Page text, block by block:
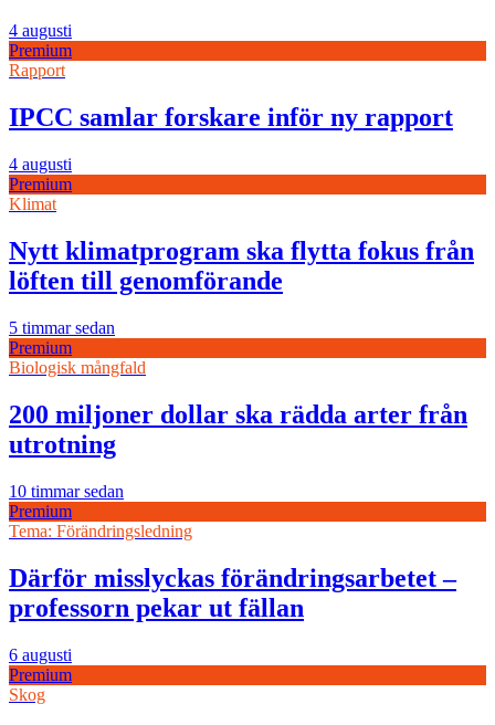
4 augusti
Premium
Rapport
IPCC samlar forskare inför ny rapport
4 augusti
Premium
Klimat
Nytt klimatprogram ska flytta fokus från
löften till genomförande
5 timmar sedan
Premium
Biologisk mångfald
200 miljoner dollar ska rädda arter från
utrotning
10 timmar sedan
Premium
Tema: Förändringsledning
Därför misslyckas förändringsarbetet –
professorn pekar ut fällan
6 augusti
Premium
Skog